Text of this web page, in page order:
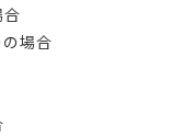
場合